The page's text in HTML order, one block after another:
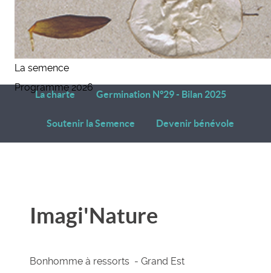
La semence
Programme 2026
La charte Germination N°29 - Bilan 2025
Soutenir la Semence Devenir bénévole
Imagi'Nature
Bonhomme à ressorts - Grand Est